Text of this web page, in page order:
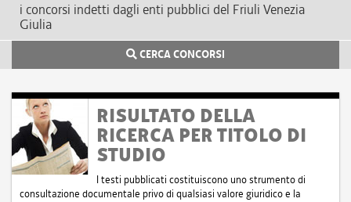
i concorsi indetti dagli enti pubblici del Friuli Venezia
Giulia
CERCA CONCORSI
RISULTATO DELLA
RICERCA PER TITOLO DI
STUDIO
I testi pubblicati costituiscono uno strumento di
consultazione documentale privo di qualsiasi valore giuridico e la